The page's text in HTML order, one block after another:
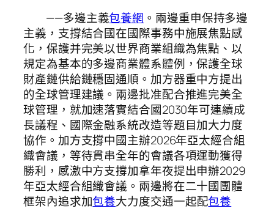
——多邊主義包養網 。兩邊重申保持多邊
主義，支撐結合國在國際事務中施展焦點感
化，保護并完美以世界商業組織為焦點、以
規定為基本的多邊商業體系體例，保護全球
財產鏈供給鏈穩固通順。加方器重中方提出
的全球管理建議。兩邊批准配合推進完美全
球管理，就加速落實結合國2030年可連續成
長議程、國際金融系統改造等題目加大力度
協作。加方支撐中國主辦2026年亞太經合組
織會議，等待貫串全年的會議各項運動獲得
勝利，感激中方支撐加拿年夜提出申辦2029
年亞太經合組織會議。兩邊將在二十國團體
框架內追求加包養大力度交通一起配包養